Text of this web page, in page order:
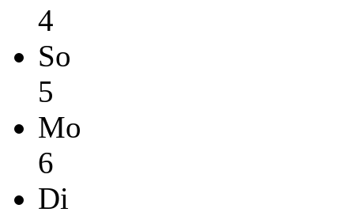
4
So
5
Mo
6
Di